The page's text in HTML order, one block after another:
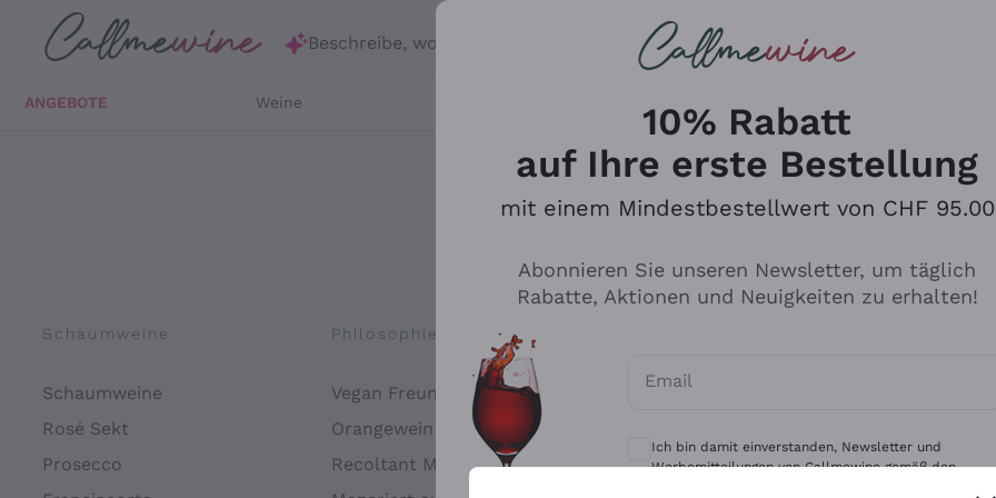
Zum Hauptinhalt springen
Beschreibe, wonach du suchst
ANGEBOTE Weine
Schaumweine
Schaumweine
Rosé Sekt
Prosecco
Philosophien
Vegan Freundlich
Orangewein
Recoltant Manipulant
Antinori
Ca' del Bosco
Gavi
10% Rabatt
auf Ihre erste Bestellung
mit einem Mindestbestellwert von CHF 95.00
Abonnieren Sie unseren Newsletter, um täglich
Rabatte, Aktionen und Neuigkeiten zu erhalten!
Email
Optionale Einwilligungen zum Erhalt von
Ich bin damit einverstanden, Newsletter und
Werbemitteilungen von Callmewine gemäß den -